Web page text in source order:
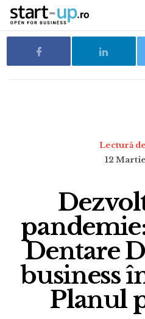
Lectură
12
Dentare
business
Planul